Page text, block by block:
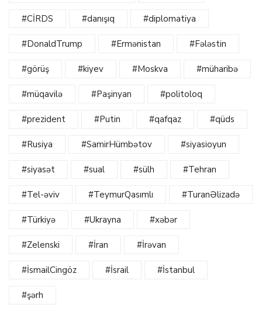
#CİRDS #danışıq #diplomatiya
#DonaldTrump #Ermənistan #Fələstin
#görüş #kiyev #Moskva #müharibə
#müqavilə #Paşinyan #politoloq
#prezident #Putin #qafqaz #qüds
#Rusiya #SamirHümbətov #siyasioyun
#siyasət #sual #sülh #Tehran
#Tel-əviv #TeymurQasımlı #TuranƏlizadə
#Türkiyə #Ukrayna #xəbər
#Zelenski #İran #İrəvan
#İsmailCingöz #İsrail #İstanbul
#şərh